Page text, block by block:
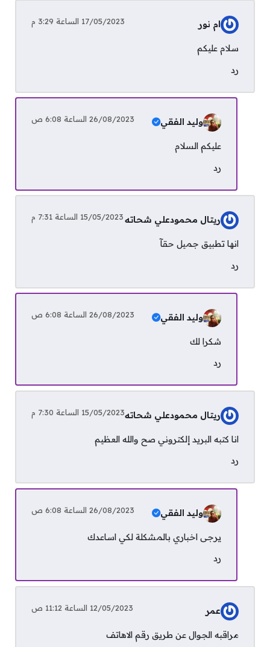
ام نور 17/05/2023 الساعة 3:29 م
سلام عليكم
رد
وليد الفقي 26/08/2023 الساعة 6:08 ص
عليكم السلام
رد
ريتال محمودعلي شحاته15/05/2023 الساعة 7:31 م
انها تطبيق جميل حقآ
رد
وليد الفقي 26/08/2023 الساعة 6:08 ص
شكرا لك
رد
ريتال محمودعلي شحاته15/05/2023 الساعة 7:30 م
انا كتبه البريد إلكتروني صح والله العظيم
رد
وليد الفقي 26/08/2023 الساعة 6:08 ص
يرجى اخباري بالمشكلة لكي اساعدك
رد
عمر 12/05/2023 الساعة 11:12 ص
مراقبه الجوال عن طريق رقم الاهاتف